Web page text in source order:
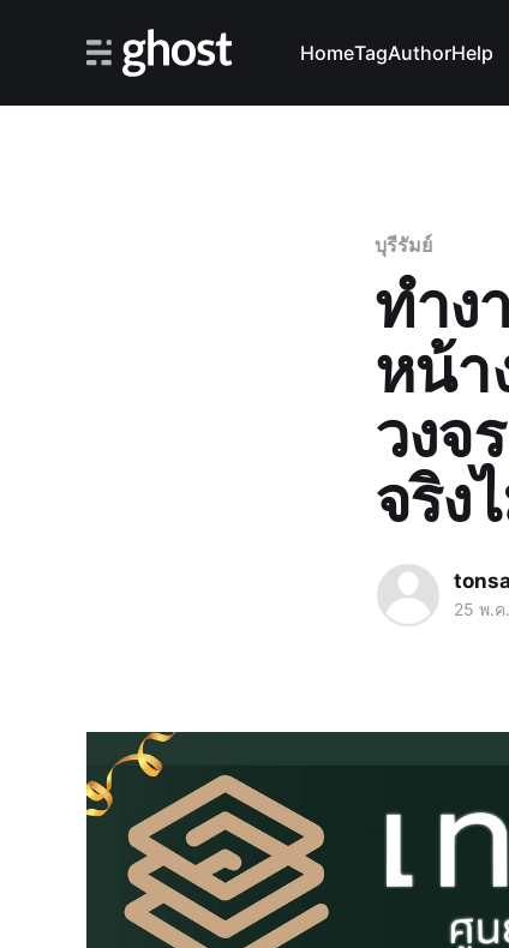
HomeTagAuthorHelp
บุรีรัมย์
ทำง
หน้า
วงจ
จริง
25 พ.ค